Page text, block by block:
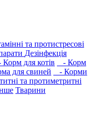
та протистресові
Дезінфекція
для котів
- Корм
для свиней
- Корми
та протиметритні
Тварини